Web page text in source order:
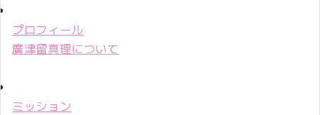
プロフィール
廣津留真理について
ミッション